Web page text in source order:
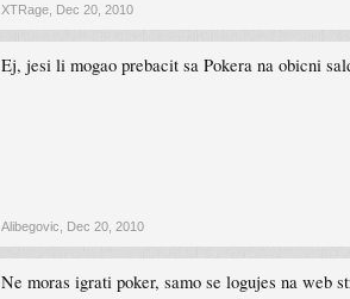
XTRage Dec 20, 2010
Ej, jesi li mogao prebacit sa Pokera na obicni
Alibegovic Dec 20, 2010
Ne moras igrati poker, samo se logujes na